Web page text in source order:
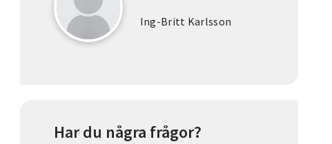
Ing-Britt Karlsson
Har du några frågor?